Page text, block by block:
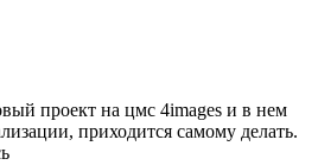
проект на цмс 4images и в нем
приходится самому делать.